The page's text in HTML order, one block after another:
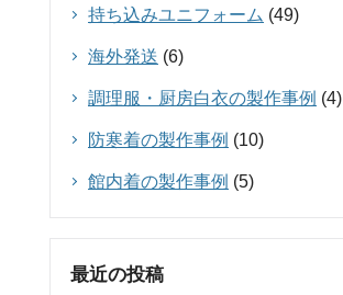
持ち込みユニフォーム (49)
海外発送 (6)
調理服・厨房白衣の製作事例 (4)
防寒着の製作事例 (10)
館内着の製作事例 (5)
最近の投稿